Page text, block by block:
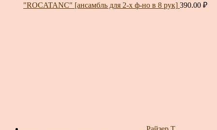
"ROCATANC" [ансамбль для 2-х ф-но в 8 рук] 390.00 ₽